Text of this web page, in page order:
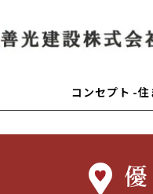
コンセプト -